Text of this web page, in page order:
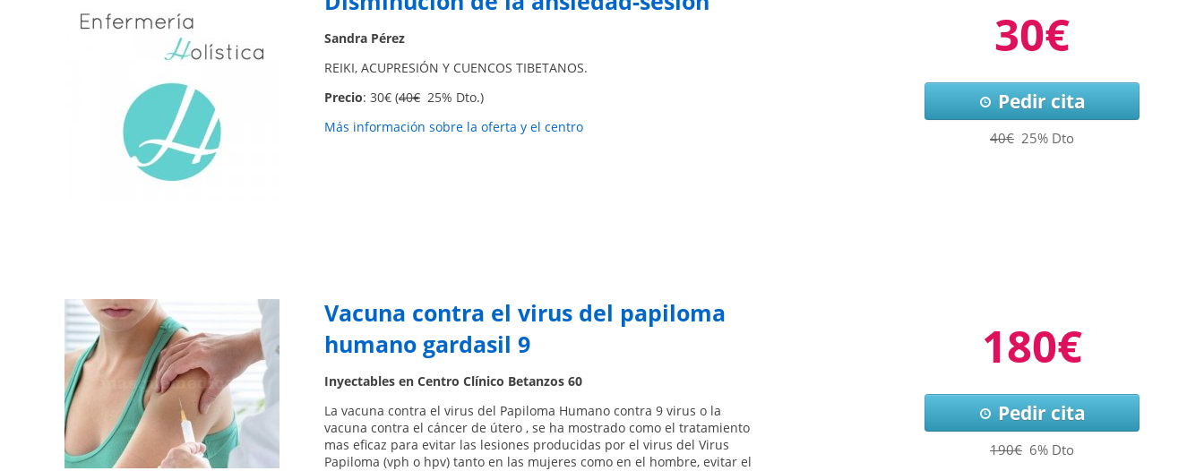
Sandra Pérez
REIKI, ACUPRESIÓN Y CUENCOS TIBETANOS.
Precio: 30€ (40€ 25% Dto.)
Más información sobre la oferta y el centro
30€
Pedir cita
40€ 25% Dto
Vacuna contra el virus del papiloma
humano gardasil 9
Inyectables en Centro Clínico Betanzos 60
La vacuna contra el virus del Papiloma Humano contra 9 virus o la
vacuna contra el cáncer de útero , se ha mostrado como el tratamiento
mas eficaz para evitar las lesiones producidas por el virus del Virus
Papiloma (vph o hpv) tanto en las mujeres como en el hombre, evitar el
180€
Pedir cita
190€ 6% Dto